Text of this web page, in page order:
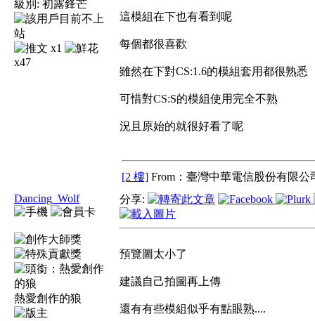
級別: 初露鋒芒
x1
x47
這模組在下也有看到呢
每個都很喜歡
雖然在下對CS:1.6的模組套用都很熟悉
可惜對CS:S的模組使用完全不熟
況且原始的就很好看了呢
[2 樓] From：臺灣中華電信股份有限公
Dancing_Wolf
熱愛創作的狼
分享:
預覽圖太小了
建議自己拍圖再上傳
還有有些模組似乎有點眼熟....